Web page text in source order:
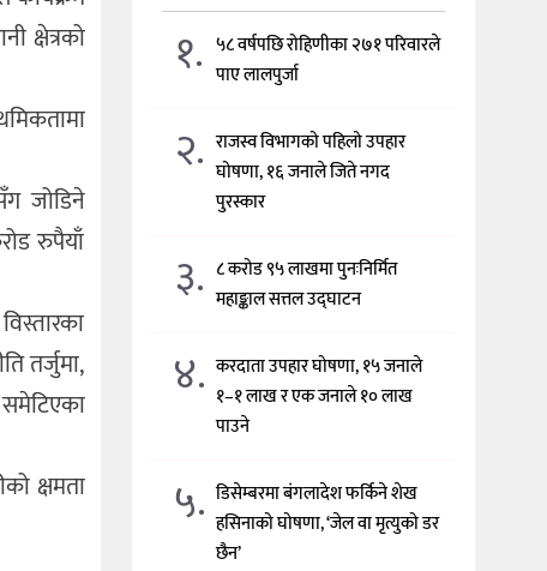
क्षेत्रको
जोडिने
रुपैयाँ
तर्जुमा,
क्षमता
१. ५८ वर्षपछि रोहिणीका २७१ परिवारले
पाए लालपुर्जा
२. राजस्व विभागको पहिलो उपहार
घोषणा, १६ जनाले जिते नगद
पुरस्कार
३. ८ करोड ९५ लाखमा पुनःनिर्मित
महाङ्काल सत्तल उद्घाटन
४. करदाता उपहार घोषणा, १५ जनाले
१–१ लाख र एक जनाले १० लाख
पाउने
५. डिसेम्बरमा बंगलादेश फर्किने शेख
हसिनाको घोषणा, ‘जेल वा मृत्युको डर
छैन’